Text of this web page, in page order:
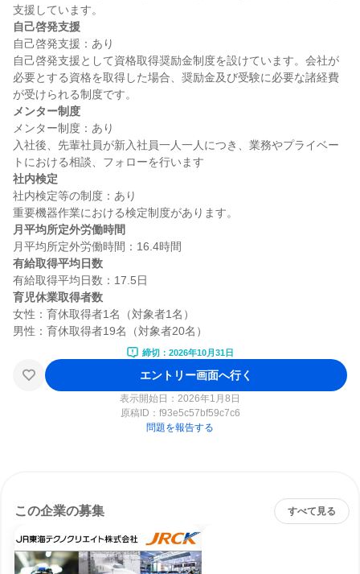
自己啓発支援
自己啓発支援：あり
自己啓発支援として資格取得奨励金制度を設けています。会社が
必要とする資格を取得した場合、奨励金及び受験に必要な諸経費
メンター制度
メンター制度：あり
入社後、先輩社員が新入社員一人一人につき、業務やプライベー
社内検定
社内検定等の制度：あり
月平均所定外労働時間
有給取得平均日数
育児休業取得者数
女性：育休取得者1名（対象者1名）
締切：2026年10月31日
エントリー画面へ行く
表示開始日：2026年1月8日
原稿ID： f93e5c57bf59c7c6
問題を報告する
この企業の募集 すべて見る